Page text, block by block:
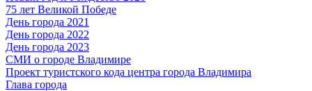
75 лет Великой Победе
День города 2021
День города 2022
День города 2023
СМИ о городе Владимире
Проект туристского кода центра города Владимира
Глава города